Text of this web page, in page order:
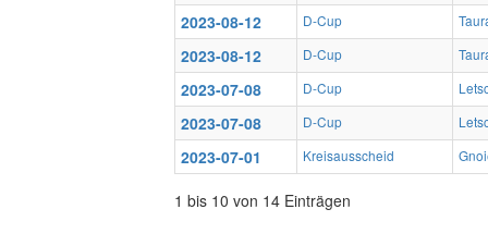
2023-08-12 D-Cup
2023-08-12 D-Cup
2023-07-08 D-Cup
2023-07-08 D-Cup
2023-07-01 Kreisausscheid
1 bis 10 von 14 Einträgen